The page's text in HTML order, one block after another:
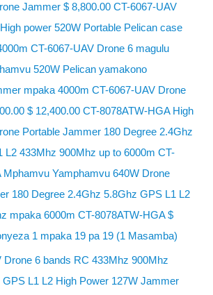
Jammer $ 8,800.00 CT-6067-UAV
power 520W Portable Pelican case
CT-6067-UAV Drone 6 magulu
520W Pelican yamakono
mpaka 4000m CT-6067-UAV Drone
$ 12,400.00 CT-8078ATW-HGA High
Portable Jammer 180 Degree 2.4Ghz
L2 433Mhz 900Mhz up to 6000m CT-
Mphamvu Yamphamvu 640W Drone
180 Degree 2.4Ghz 5.8Ghz GPS L1 L2
mpaka 6000m CT-8078ATW-HGA $
1 mpaka 19 pa 19 (1 Masamba)
Drone 6 bands RC 433Mhz 900Mhz
L1 L2 High Power 127W Jammer